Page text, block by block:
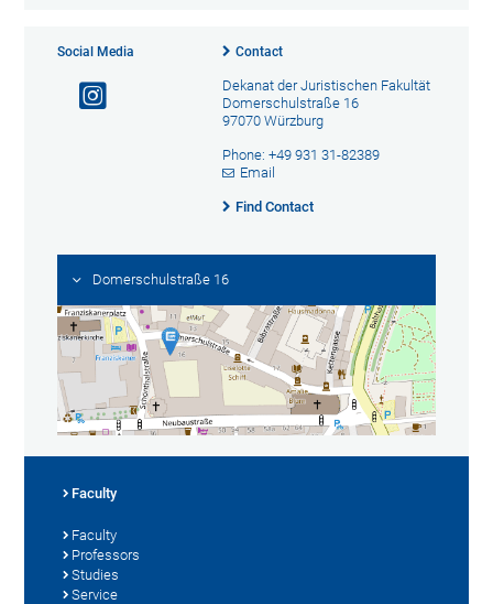
Social Media Contact
Dekanat der Juristischen Fakultät
Domerschulstraße 16
97070 Würzburg
Phone: +49 931 31-82389
Email
Find Contact
Domerschulstraße 16
Faculty
Faculty
Professors
Studies
Service